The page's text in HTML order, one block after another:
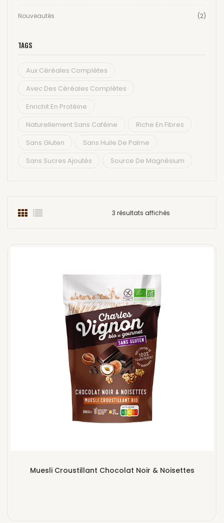
Nouveautés (2)
TAGS
Aux Céréales Complètes
Avec Des Céréales Complètes
Enrichit En Protéine
Naturellement Sans Caféine
Riche En Fibres
Sans Gluten
Sans Huile De Palme
Sans Sucres Ajoutés
Source De Magnésium
3 résultats affichés
Muesli Croustillant Chocolat Noir & Noisettes